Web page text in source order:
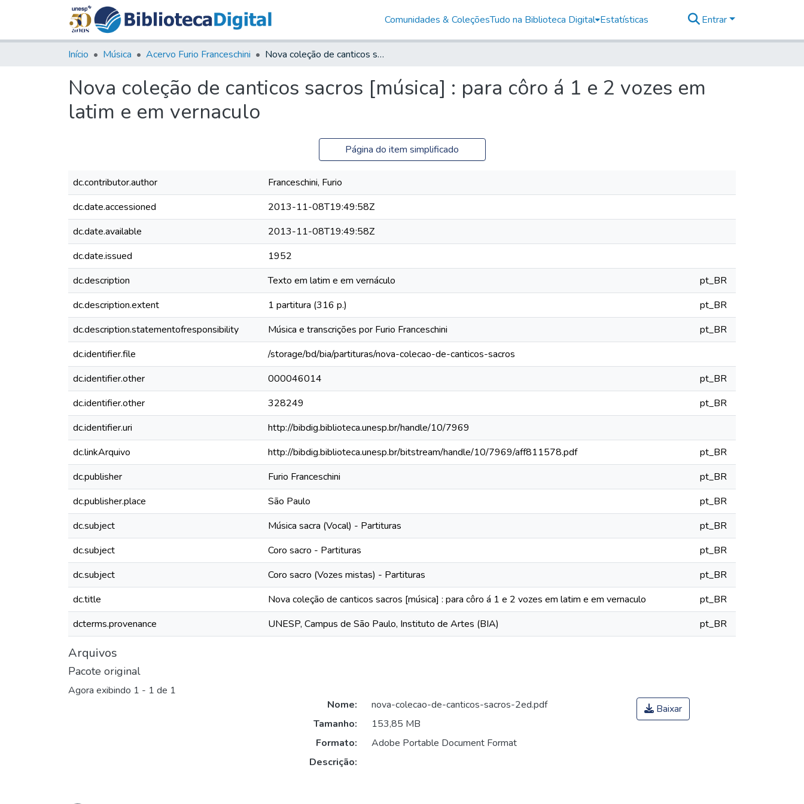
Comunidades & ColeçõesTudo na Biblioteca Digital Estatísticas Entrar
Início Música Acervo Furio Franceschini Nova coleção de canticos sacros [música] : para côro á 1 e 2 vozes em latim e em vernaculo
Nova coleção de canticos sacros [música] : para côro á 1 e 2 vozes em
latim e em vernaculo
Página do item simplificado
dc.contributor.author
Franceschini, Furio
dc.date.accessioned
2013-11-08T19:49:58Z
dc.date.available
2013-11-08T19:49:58Z
dc.date.issued
1952
dc.description
Texto em latim e em vernáculo
pt_BR
dc.description.extent
1 partitura (316 p.)
pt_BR
dc.description.statementofresponsibility
Música e transcrições por Furio Franceschini
pt_BR
dc.identifier.file
/storage/bd/bia/partituras/nova-colecao-de-canticos-sacros
dc.identifier.other
000046014
pt_BR
dc.identifier.other
328249
pt_BR
dc.identifier.uri
http://bibdig.biblioteca.unesp.br/handle/10/7969
dc.linkArquivo
http://bibdig.biblioteca.unesp.br/bitstream/handle/10/7969/aff811578.pdf
pt_BR
dc.publisher
Furio Franceschini
pt_BR
dc.publisher.place
São Paulo
pt_BR
dc.subject
Música sacra (Vocal) - Partituras
pt_BR
dc.subject
Coro sacro - Partituras
pt_BR
dc.subject
Coro sacro (Vozes mistas) - Partituras
pt_BR
dc.title
Nova coleção de canticos sacros [música] : para côro á 1 e 2 vozes em latim e em vernaculo
pt_BR
dcterms.provenance
UNESP, Campus de São Paulo, Instituto de Artes (BIA) pt_BR
Arquivos
Pacote original
Agora exibindo 1 - 1 de 1
Nome:
nova-colecao-de-canticos-sacros-2ed.pdf
Tamanho:
153,85 MB
Formato:
Adobe Portable Document Format
Descrição:
Baixar